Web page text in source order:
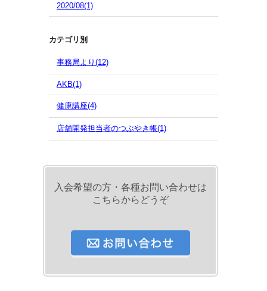
2020/08(1)
カテゴリ別
事務局より(12)
AKB(1)
健康講座(4)
店舗開発担当者のつぶやき帳(1)
入会希望の方・各種お問い合わせは
こちらからどうぞ